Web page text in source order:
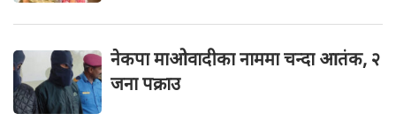
नेकपा माओवादीका नाममा चन्दा आतंक, २
जना पक्राउ